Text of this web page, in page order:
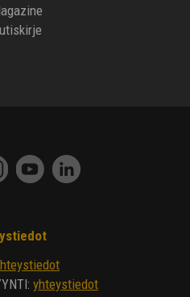
: yhteystiedot